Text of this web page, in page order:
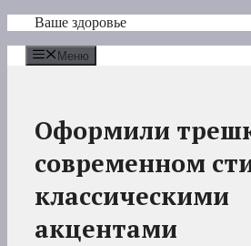
Перейти
содержимому
Ваше здоровье
Меню
Оформили
современном
классическими
акцентами